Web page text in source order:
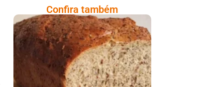
Confira também
Comer Bem: Pão Low
Carb